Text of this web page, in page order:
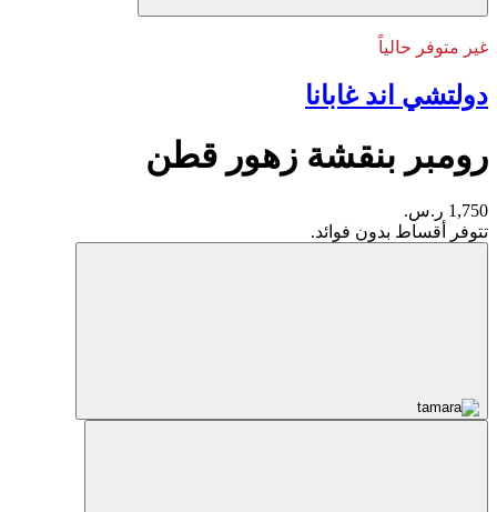
غير متوفر حالياً
دولتشي اند غابانا
رومبر بنقشة زهور قطن
1,750 ر.س.
تتوفر أقساط بدون فوائد.